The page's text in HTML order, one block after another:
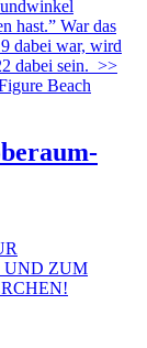
hast.” War das
dabei war, wird
dabei sein. >>
UND ZUM